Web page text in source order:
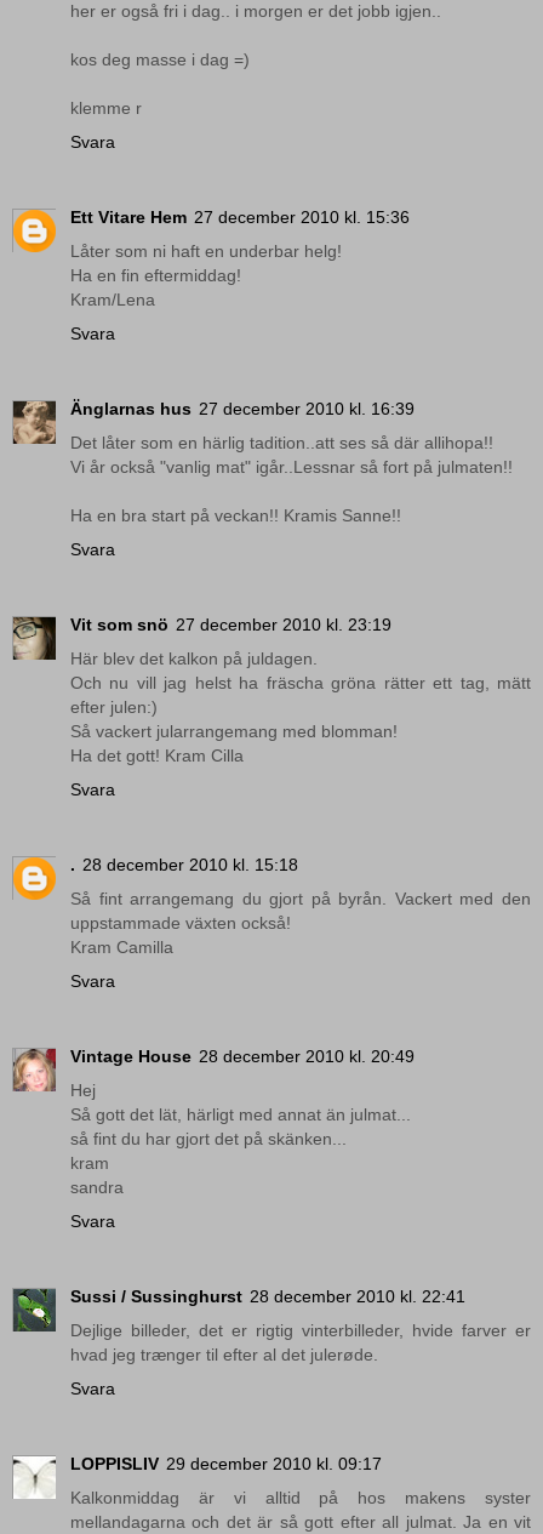
her er også fri i dag.. i morgen er det jobb igjen..
kos deg masse i dag =)
klemme r
Svara
Ett Vitare Hem 27 december 2010 kl. 15:36
Låter som ni haft en underbar helg!
Ha en fin eftermiddag!
Kram/Lena
Svara
Änglarnas hus 27 december 2010 kl. 16:39
Det låter som en härlig tadition..att ses så där allihopa!!
Vi år också "vanlig mat" igår..Lessnar så fort på julmaten!!
Ha en bra start på veckan!! Kramis Sanne!!
Svara
Vit som snö 27 december 2010 kl. 23:19
Här blev det kalkon på juldagen.
Och nu vill jag helst ha fräscha gröna rätter ett tag, mätt
efter julen:)
Så vackert jularrangemang med blomman!
Ha det gott! Kram Cilla
Svara
. 28 december 2010 kl. 15:18
Så fint arrangemang du gjort på byrån. Vackert med den
uppstammade växten också!
Kram Camilla
Svara
Vintage House 28 december 2010 kl. 20:49
Hej
Så gott det lät, härligt med annat än julmat...
så fint du har gjort det på skänken...
kram
sandra
Svara
Sussi / Sussinghurst 28 december 2010 kl. 22:41
Dejlige billeder, det er rigtig vinterbilleder, hvide farver er
hvad jeg trænger til efter al det julerøde.
Svara
LOPPISLIV 29 december 2010 kl. 09:17
Kalkonmiddag är vi alltid på hos makens syster
mellandagarna och det är så gott efter all julmat. Ja en vit